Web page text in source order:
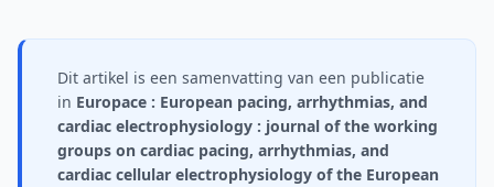
Dit artikel is een samenvatting van een publicatie
in Europace : European pacing, arrhythmias, and
cardiac electrophysiology : journal of the working
groups on cardiac pacing, arrhythmias, and
cardiac cellular electrophysiology of the European